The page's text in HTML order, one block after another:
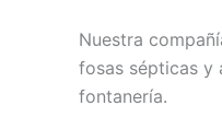
Nuestra
fosas sépticas y
fontanería.